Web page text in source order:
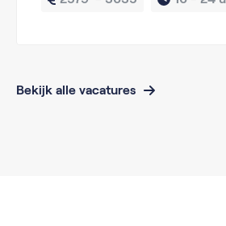
Bekijk alle vacatures